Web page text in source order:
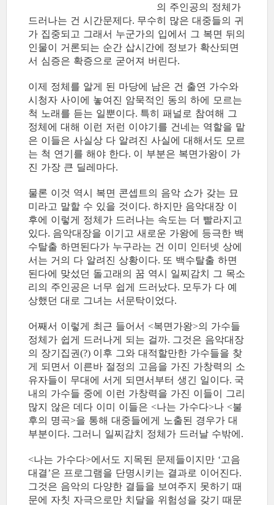
의 주인공의 정체가
드러나는 건 시간문제다. 무수히 많은 대중들의 귀
가 집중되고 그래서 누군가의 입에서 그 복면 뒤의
인물이 거론되는 순간 삽시간에 정보가 확산되면
서 심증은 확증으로 굳어져 버린다.
이제 정체를 알게 된 마당에 남은 건 출연 가수와
시청자 사이에 놓여진 암묵적인 동의 하에 모르는
척 노래를 듣는 일뿐이다. 특히 패널로 참여해 그
정체에 대해 이런 저런 이야기를 건네는 역할을 맡
은 이들은 사실상 다 알려진 사실에 대해서도 모르
는 척 연기를 해야 한다. 이 부분은 복면가왕이 가
진 가장 큰 딜레마다.
물론 이것 역시 복면 콘셉트의 음악 쇼가 갖는 묘
미라고 말할 수 있을 것이다. 하지만 음악대장 이
후에 이렇게 정체가 드러나는 속도는 더 빨라지고
있다. 음악대장을 이기고 새로운 가왕에 등극한 백
수탈출 하면된다가 누구라는 건 이미 인터넷 상에
서는 거의 다 알려진 상황이다. 또 백수탈출 하면
된다에 맞섰던 돌고래의 꿈 역시 일찌감치 그 목소
리의 주인공은 너무 쉽게 드러났다. 모두가 다 예
상했던 대로 그녀는 서문탁이었다.
어째서 이렇게 최근 들어서 <복면가왕>의 가수들
정체가 쉽게 드러나게 되는 걸까. 그것은 음악대장
의 장기집권(?) 이후 그와 대적할만한 가수들을 찾
게 되면서 이른바 절정의 고음을 가진 가창력의 소
유자들이 무대에 서게 되면서부터 생긴 일이다. 국
내의 가수들 중에 이런 가창력을 가진 이들이 그리
많지 않은 데다 이미 이들은 <나는 가수다>나 <불
후의 명곡>을 통해 대중들에게 노출된 경우가 대
부분이다. 그러니 일찌감치 정체가 드러날 수밖에.
<나는 가수다>에서도 지목된 문제들이지만 ‘고음
대결’은 프로그램을 단명시키는 결과로 이어진다.
그것은 음악의 다양한 결들을 보여주지 못하기 때
문에 자칫 자극으로만 치달을 위험성을 갖기 때문